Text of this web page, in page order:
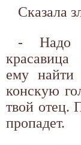
Сказала
- Надо
ему найти
конскую
твой отец.
пропадет.